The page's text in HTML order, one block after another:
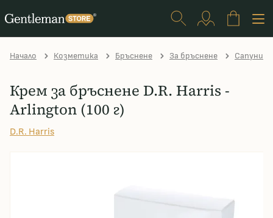
Начало Козметика Бръснене За бръснене Сапуни
Крем за бръснене D.R. Harris -
Arlington (100 г)
D.R. Harris